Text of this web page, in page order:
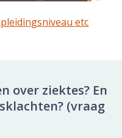
etc
over ziektes? En
(vraag